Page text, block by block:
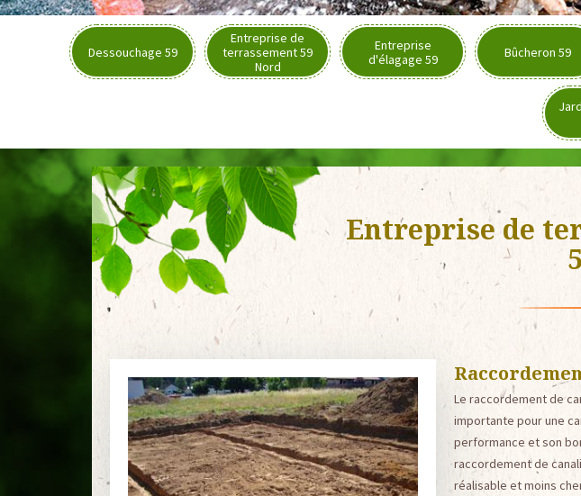
Dessouchage 59
Entreprise de
terrassement 59
Nord
Entreprise
d'élagage 59
Bûcheron 59
Entreprise de
Le raccordement de
importante pour une
performance et son
raccordement de
réalisable et moins